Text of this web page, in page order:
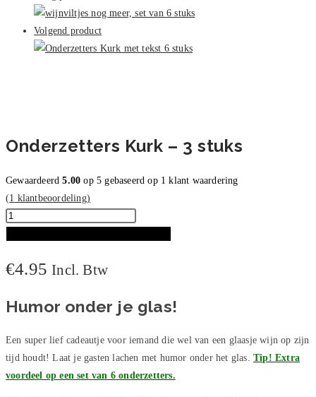
Volgend product
Onderzetters Kurk – 3 stuks
Gewaardeerd5.00 op 5 gebaseerd op 1 klant waardering
(1 klantbeoordeling)
Onderzetters
3
aantal
€4.95 Incl. Btw
Humor onder je glas!
Een super lief cadeautje voor iemand die wel van een glaasje wijn op zijn
tijd houdt! Laat je gasten lachen met humor onder het glas.Tip! Extra
voordeel op een set van 6 onderzetters.